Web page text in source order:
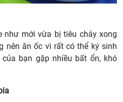
như mới vừa bị tiêu chảy xong
nên ăn ốc vì rất có thể ký sinh
bạn gặp nhiều bất ổn, khó